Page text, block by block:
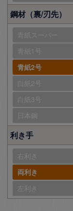
鋼材（裏/刃先）
青紙スーパー
青紙1号
青紙2号
白紙2号
白紙3号
日本鋼
利き手
右利き
両利き
左利き